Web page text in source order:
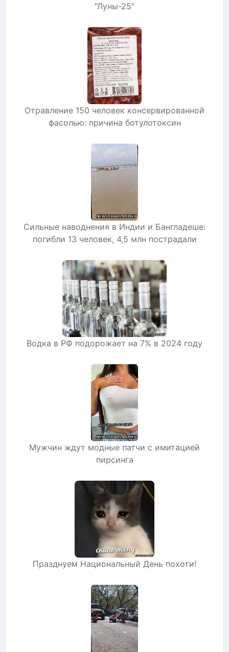
"Луны-25"
Отравление 150 человек консервированной
фасолью: причина ботулотоксин
Сильные наводнения в Индии и Бангладеше:
погибли 13 человек, 4,5 млн пострадали
Водка в РФ подорожает на 7% в 2024 году
Мужчин ждут модные патчи с имитацией
пирсинга
Празднуем Национальный День похоти!